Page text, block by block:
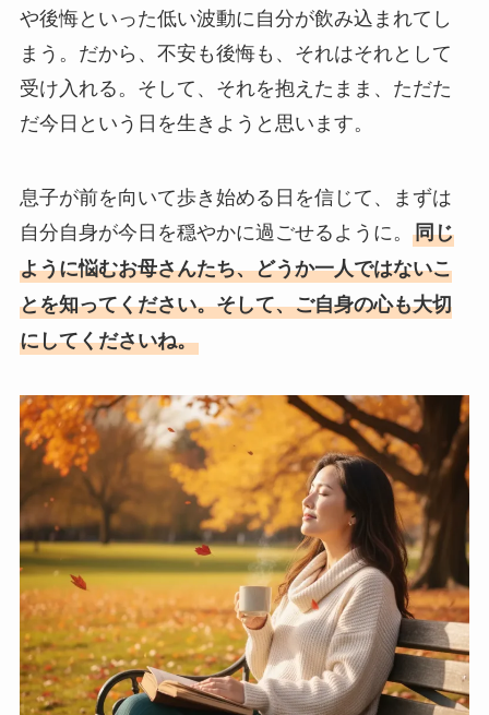
や後悔といった低い波動に自分が飲み込まれてし
まう。だから、不安も後悔も、それはそれとして
受け入れる。そして、それを抱えたまま、ただた
だ今日という日を生きようと思います。
息子が前を向いて歩き始める日を信じて、まずは
自分自身が今日を穏やかに過ごせるように。 同じ
ように悩むお母さんたち、どうか一人ではないこ
とを知ってください。そして、ご自身の心も大切
にしてくださいね。